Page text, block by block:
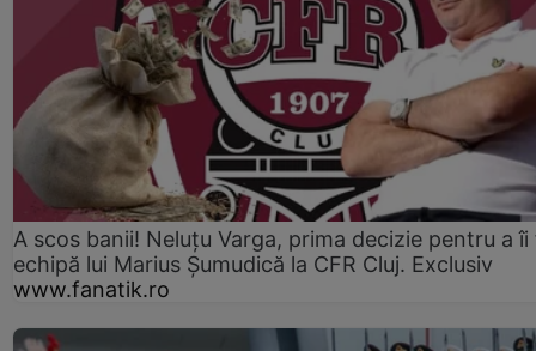
A scos banii! Neluțu Varga, prima decizie pentru a îi
echipă lui Marius Șumudică la CFR Cluj. Exclusiv
www.fanatik.ro